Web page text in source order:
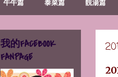
牛牛篇 泰菜篇 靚湯篇
我的FACEBOOK
FANPAGE